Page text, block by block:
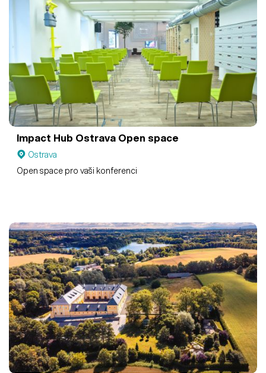
Impact Hub Ostrava Open space
Ostrava
Open space pro vaši konferenci